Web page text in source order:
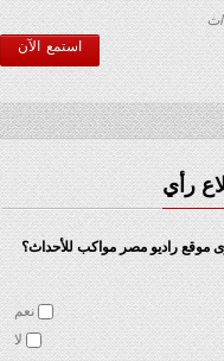
استمع الآن
رأي
موقع راديو مصر مواكب للأحداث؟
نعم
لا